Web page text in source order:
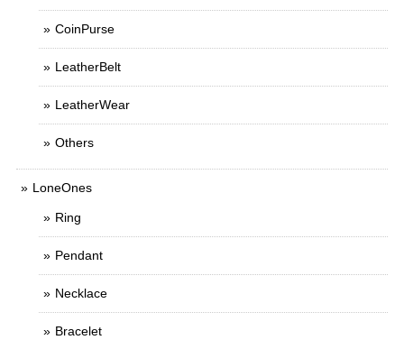
CoinPurse
LeatherBelt
LeatherWear
Others
LoneOnes
Ring
Pendant
Necklace
Bracelet